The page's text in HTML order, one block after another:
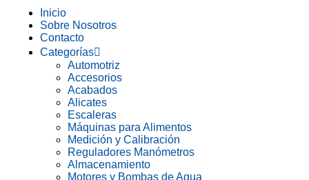
Inicio
Sobre Nosotros
Contacto
Categorías
Automotriz
Accesorios
Acabados
Alicates
Escaleras
Máquinas para Alimentos
Medición y Calibración
Reguladores Manómetros
Almacenamiento
Motores y Bombas de Agua